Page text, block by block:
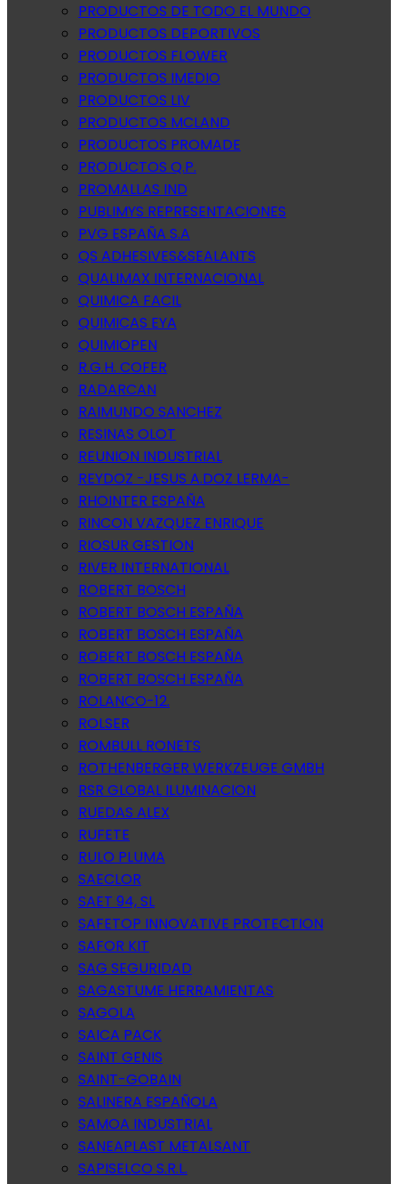
PRODUCTOS DE TODO EL MUNDO
PRODUCTOS DEPORTIVOS
PRODUCTOS FLOWER
PRODUCTOS IMEDIO
PRODUCTOS LIV
PRODUCTOS MCLAND
PRODUCTOS PROMADE
PRODUCTOS Q.P.
PROMALLAS IND
PUBLIMYS REPRESENTACIONES
PVG ESPAÑA S.A
QS ADHESIVES&SEALANTS
QUALIMAX INTERNACIONAL
QUIMICA FACIL
QUIMICAS EYA
QUIMIOPEN
R.G.H. COFER
RADARCAN
RAIMUNDO SANCHEZ
RESINAS OLOT
REUNION INDUSTRIAL
REYDOZ -JESUS A.DOZ LERMA-
RHOINTER ESPAÑA
RINCON VAZQUEZ ENRIQUE
RIOSUR GESTION
RIVER INTERNATIONAL
ROBERT BOSCH
ROBERT BOSCH ESPAÑA
ROBERT BOSCH ESPAÑA
ROBERT BOSCH ESPAÑA
ROBERT BOSCH ESPAÑA
ROLANCO-12.
ROLSER
ROMBULL RONETS
ROTHENBERGER WERKZEUGE GMBH
RSR GLOBAL ILUMINACION
RUEDAS ALEX
RUFETE
RULO PLUMA
SAECLOR
SAET 94, SL
SAFETOP INNOVATIVE PROTECTION
SAFOR KIT
SAG SEGURIDAD
SAGASTUME HERRAMIENTAS
SAGOLA
SAICA PACK
SAINT GENIS
SAINT-GOBAIN
SALINERA ESPAÑOLA
SAMOA INDUSTRIAL
SANEAPLAST METALSANT
SAPISELCO S.R.L.